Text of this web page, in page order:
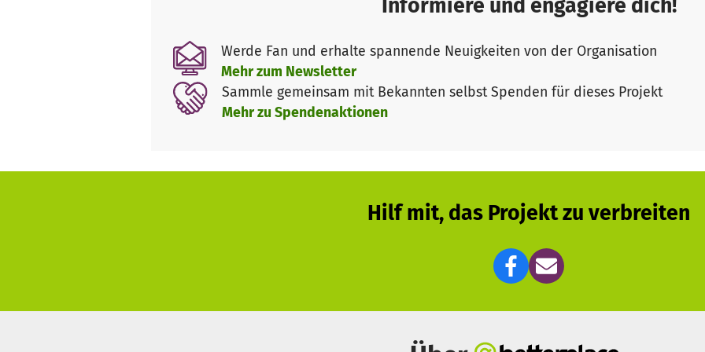
Bürgerschaftliches Engagement ist das Herzstück der Hospizarbeit. Ehrenamtliche
aufgebaut und schenken Sterbenden das wertvollste, was sie haben: ihre Zeit. Zur
fundierte Ausbildung, verlässliche Begleitung und Vernetzung. Dies bieten wir über
analog, hybrid und digital.
Mit ihrer Spende helfen Sie, das Thema "Hospiz" in die Öffentlichkeit zu bringen.
PALLIATIVKULTUR.DE geht Ende 2021 online. Fördergelder aus der landeskirchlichen
Diakonin Kerstin Slowik beteiligen sich Hauptamtliche und Freiwillige und bringen
generated content"). Es wirken Menschen mit aus unseren Einrichtungen,
Informiere und engagiere dich!
Werde Fan und erhalte spannende Neuigkeiten von der Organisation
Mehr zum Newsletter
Sammle gemeinsam mit Bekannten selbst Spenden für dieses Projekt
Mehr zu Spendenaktionen
Hilf mit, das Projekt zu verbreiten